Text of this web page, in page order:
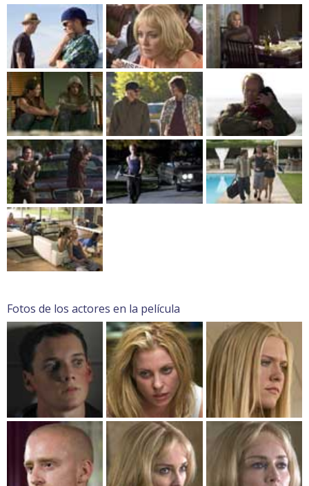
Fotos de los actores en la película